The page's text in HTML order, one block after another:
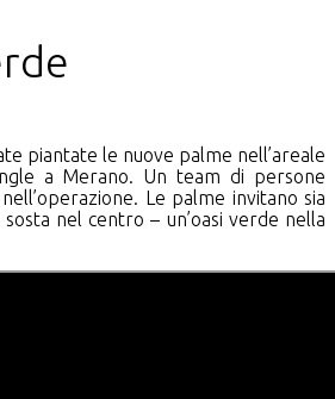
piantate le nuove palme nell’areale
a Merano. Un team di persone
Le palme invitano sia
nel centro – un’oasi verde nella